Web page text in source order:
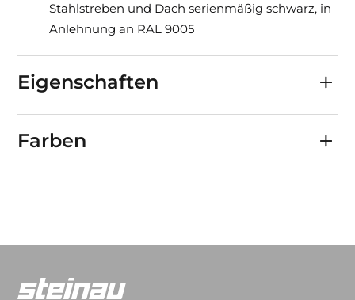
Stahlstreben und Dach serienmäßig schwarz, in
Anlehnung an RAL 9005
Eigenschaften
Farben